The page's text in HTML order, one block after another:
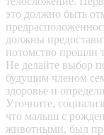
это должно быть
должны
потомство прошли
Не делайте выбор
будущим членом
здоровье и
Уточните,
что малыш с
животными, был